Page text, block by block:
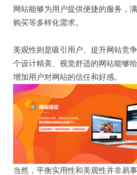
网站能够为用户提供便捷的服务，
购买等多样化需求。
美观性则是吸引用户、提升网站竞
个设计精美、视觉舒适的网站能够
增加用户对网站的信任和好感。
当然，平衡实用性和美观性并非易